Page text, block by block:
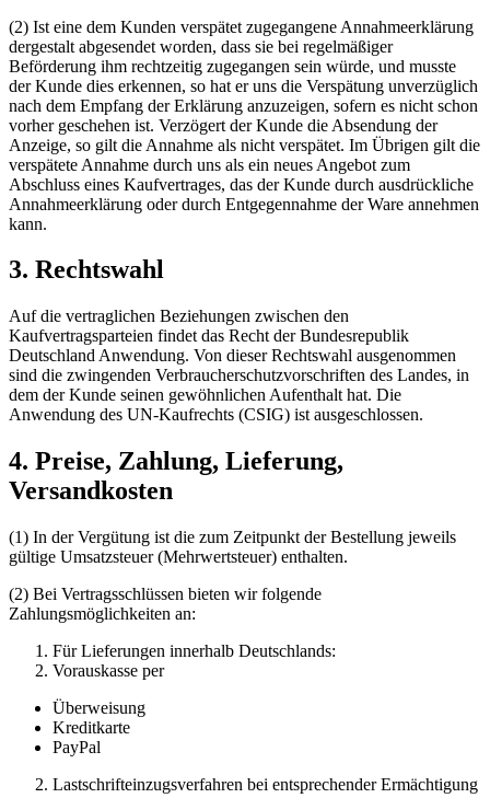
(2) Ist eine dem Kunden verspätet zugegangene Annahmeerklärung
dergestalt abgesendet worden, dass sie bei regelmäßiger
Beförderung ihm rechtzeitig zugegangen sein würde, und musste
der Kunde dies erkennen, so hat er uns die Verspätung unverzüglich
nach dem Empfang der Erklärung anzuzeigen, sofern es nicht schon
vorher geschehen ist. Verzögert der Kunde die Absendung der
Anzeige, so gilt die Annahme als nicht verspätet. Im Übrigen gilt die
verspätete Annahme durch uns als ein neues Angebot zum
Abschluss eines Kaufvertrages, das der Kunde durch ausdrückliche
Annahmeerklärung oder durch Entgegennahme der Ware annehmen
kann.
3. Rechtswahl
Auf die vertraglichen Beziehungen zwischen den
Kaufvertragsparteien findet das Recht der Bundesrepublik
Deutschland Anwendung. Von dieser Rechtswahl ausgenommen
sind die zwingenden Verbraucherschutzvorschriften des Landes, in
dem der Kunde seinen gewöhnlichen Aufenthalt hat. Die
Anwendung des UN-Kaufrechts (CSIG) ist ausgeschlossen.
4. Preise, Zahlung, Lieferung,
Versandkosten
(1) In der Vergütung ist die zum Zeitpunkt der Bestellung jeweils
gültige Umsatzsteuer (Mehrwertsteuer) enthalten.
(2) Bei Vertragsschlüssen bieten wir folgende
Zahlungsmöglichkeiten an:
Für Lieferungen innerhalb Deutschlands:
Vorauskasse per
Überweisung
Kreditkarte
PayPal
Lastschrifteinzugsverfahren bei entsprechender Ermächtigung